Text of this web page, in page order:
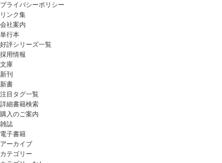
プライバシーポリシー
リンク集
会社案内
単行本
好評シリーズ一覧
採用情報
文庫
新刊
新書
注目タグ一覧
詳細書籍検索
購入のご案内
雑誌
電子書籍
アーカイブ
カテゴリー